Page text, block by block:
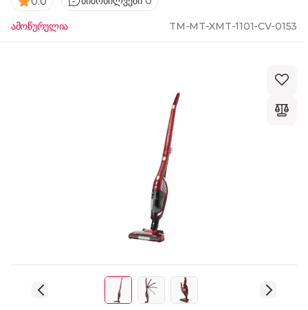
ამოწურულია TM-MT-XMT-1101-CV-0153